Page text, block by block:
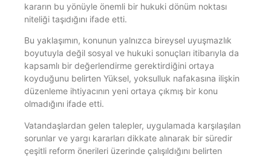
kararın bu yönüyle önemli bir hukuki dönüm noktası
niteliği taşıdığını ifade etti.
Bu yaklaşımın, konunun yalnızca bireysel uyuşmazlık
boyutuyla değil sosyal ve hukuki sonuçları itibarıyla da
kapsamlı bir değerlendirme gerektirdiğini ortaya
koyduğunu belirten Yüksel, yoksulluk nafakasına ilişkin
düzenleme ihtiyacının yeni ortaya çıkmış bir konu
olmadığını ifade etti.
Vatandaşlardan gelen talepler, uygulamada karşılaşılan
sorunlar ve yargı kararları dikkate alınarak bir süredir
çeşitli reform önerileri üzerinde çalışıldığını belirten